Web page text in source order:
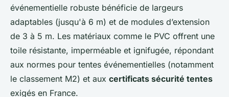
événementielle robuste bénéficie de largeurs
adaptables (jusqu'à 6 m) et de modules d’extension
de 3 à 5 m. Les matériaux comme le PVC offrent une
toile résistante, imperméable et ignifugée, répondant
aux normes pour tentes événementielles (notamment
le classement M2) et aux certificats sécurité tentes
exigés en France.